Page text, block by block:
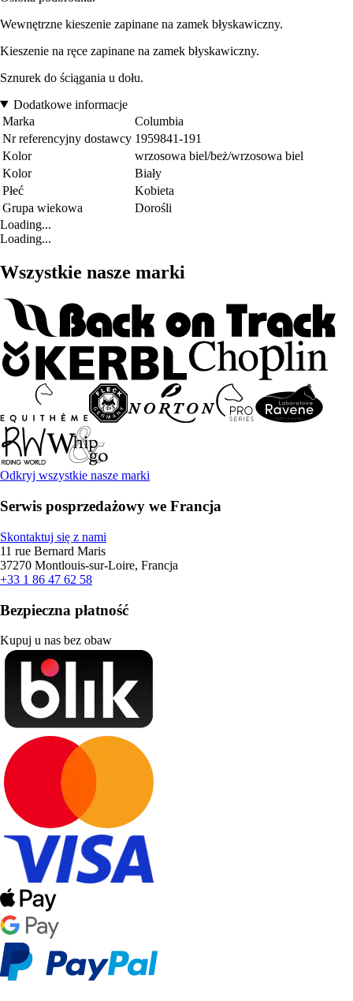
Wewnętrzne kieszenie zapinane na zamek błyskawiczny.
Kieszenie na ręce zapinane na zamek błyskawiczny.
Sznurek do ściągania u dołu.
Dodatkowe informacje
Marka
Columbia
Nr referencyjny dostawcy 1959841-191
Kolor
wrzosowa biel/beż/wrzosowa biel
Kolor
Biały
Płeć
Kobieta
Grupa wiekowa
Dorośli
Loading...
Loading...
Wszystkie nasze marki
Odkryj wszystkie nasze marki
Serwis posprzedażowy we Francja
Skontaktuj się z nami
11 rue Bernard Maris
37270 Montlouis-sur-Loire, Francja
+33 1 86 47 62 58
Bezpieczna płatność
Kupuj u nas bez obaw